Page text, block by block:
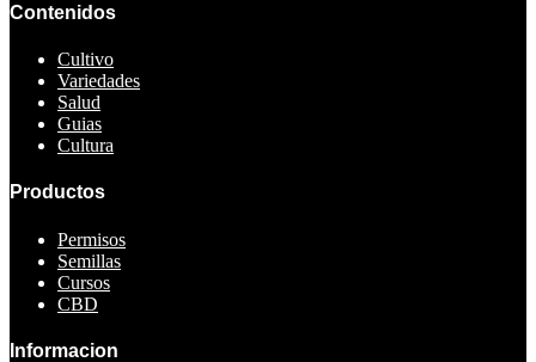
Contenidos
Cultivo
Variedades
Salud
Guias
Cultura
Productos
Permisos
Semillas
Cursos
CBD
Informacion